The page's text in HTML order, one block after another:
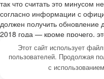
так что считать это минусом
согласно информации с
должен получить обновление
2018 года — кроме прочего,
работы.
Аппарат в
Этот сайт использует
пользователей. Продолжая
с